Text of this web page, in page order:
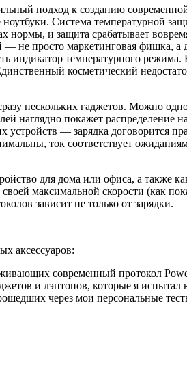
подход к созданию
Система температурной
нормы, и защита срабатывает
не просто маркетинговая фишка, а
температурного
косметический
нескольких гаджетов. Можно
наглядно покажет распределение
— зарядка договорится
ток соответствует
для дома или офиса, а также
максимальной скорости (как
зависит не только от зарядки.
аксессуаров:
современный протокол
и лэптопов, которые я испытал
через мои персональные